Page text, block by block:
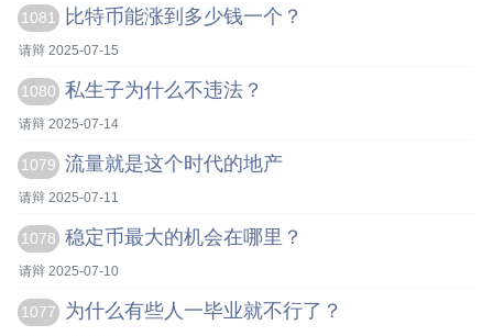
1081 比特币能涨到多少钱一个？
请辩 2025-07-15
1080 私生子为什么不违法？
请辩 2025-07-14
1079 流量就是这个时代的地产
请辩 2025-07-11
1078 稳定币最大的机会在哪里？
请辩 2025-07-10
1077 为什么有些人一毕业就不行了？